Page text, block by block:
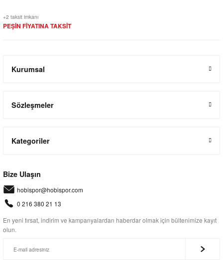
+2 taksit imkanı
PEŞİN FİYATINA TAKSİT
Kurumsal
Sözleşmeler
Kategoriler
Bize Ulaşın
hobispor@hobispor.com
0 216 380 21 13
En yeni fırsat, indirim ve kampanyalardan haberdar olmak için bültenimize kayıt
olun.